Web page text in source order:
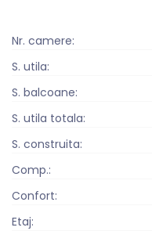
Nr. camere:
S. utila:
S. balcoane:
S. utila totala:
S. construita:
Comp.:
Confort:
Etaj: